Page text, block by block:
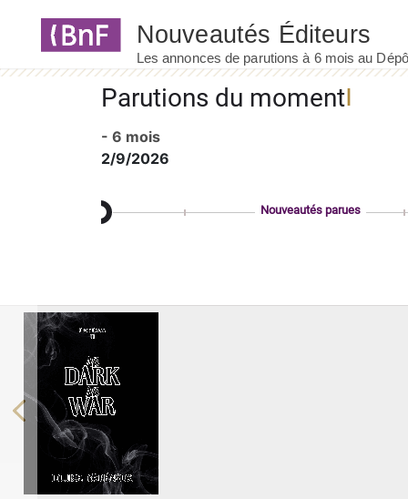
Parutions du moment
- 6 mois
2/9/2026
Nouveautés parues
Previous